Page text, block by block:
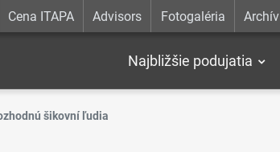
Cena ITAPA Advisors Fotogaléria Archív
Najbližšie podujatia
šikovní ľudia